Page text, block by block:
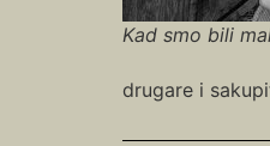
Kad smo bili
drugare i